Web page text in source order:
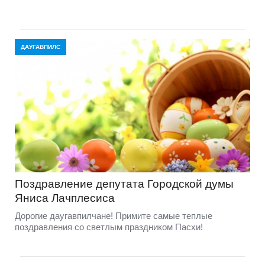
ДАУГАВПИЛС
Поздравление депутата Городской думы
Яниса Лачплесиса
Дорогие даугавпилчане! Примите самые теплые
поздравления со светлым праздником Пасхи!